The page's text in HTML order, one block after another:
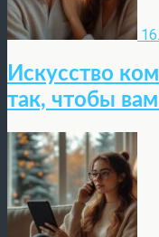
Искусство
так, чтобы